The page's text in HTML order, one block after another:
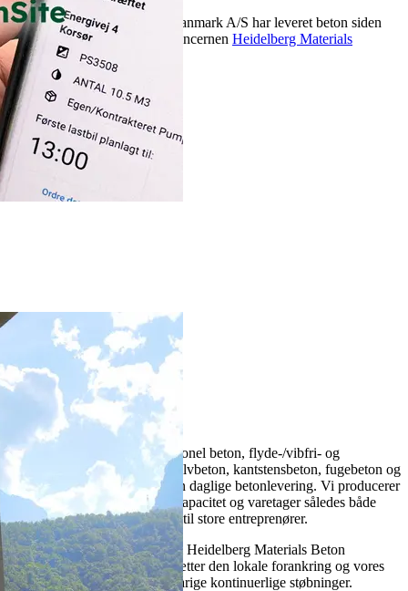
Heidelberg Materials Beton Danmark A/S har leveret beton siden
1946 og er i dag medlem af koncernen Heidelberg Materials
. Vi leverer dagligt både traditionel beton, flyde-/vibfri- og
sætmålsbeton i alle styrker. Gulvbeton, kantstensbeton, fugebeton og
grusbeton er også en del af den daglige betonlevering. Vi producerer
på moderne værker, med høj kapacitet og varetager således både
levering af beton til private og til store entreprenører.
Vores kunder vender tilbage til Heidelberg Materials Beton
Danmark A/S, fordi de værdsætter den lokale forankring og vores
evne til at styre store og langvarige kontinuerlige støbninger.